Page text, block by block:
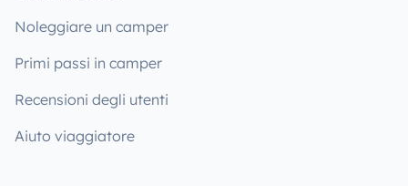
Noleggiare un camper
Primi passi in camper
Recensioni degli utenti
Aiuto viaggiatore